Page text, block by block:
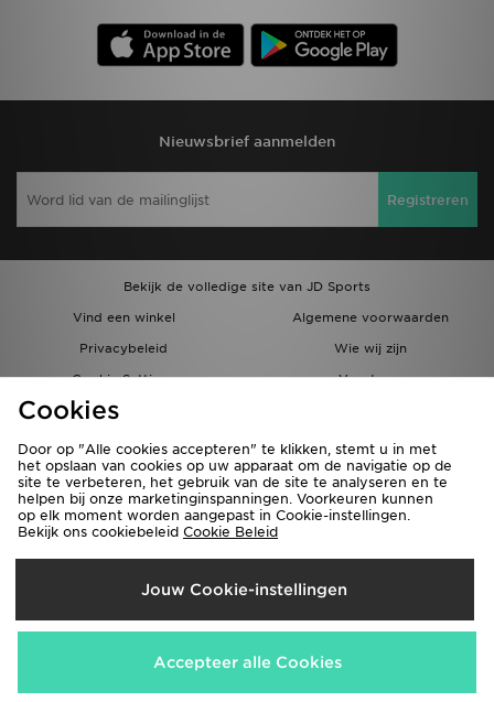
Nieuwsbrief aanmelden
Registreren
Bekijk de volledige site van JD Sports
Vind een winkel
Algemene voorwaarden
Privacybeleid
Wie wij zijn
Cookie Settings
Vacatures
Bestellingen en Levering
Verzenden Naar
België
Wij accepteren de volgende betaalmethoden
Cookies
Door op "Alle cookies accepteren" te klikken, stemt u in met
het opslaan van cookies op uw apparaat om de navigatie op de
site te verbeteren, het gebruik van de site te analyseren en te
helpen bij onze marketinginspanningen. Voorkeuren kunnen
op elk moment worden aangepast in Cookie-instellingen.
Bekijk ons cookiebeleid Cookie Beleid
Jouw Cookie-instellingen
Accepteer alle Cookies